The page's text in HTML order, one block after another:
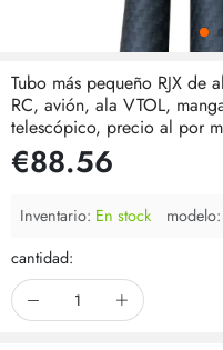
Tubo más pequeño RJX de
RC, avión, ala VTOL,
telescópico, precio al por
€88.56
Inventario: En stock modelo:
cantidad: